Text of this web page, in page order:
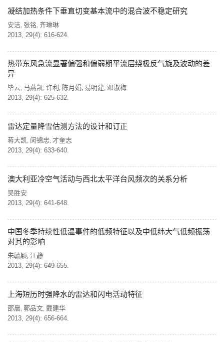
凝结加热条件下垂直切变基本流中的混合波不稳定研究
安洁, 张铭, 齐琳琳
2013, 29(4): 616-624.
热带东风急流显著偏强和偏弱期平流层绕极反气旋及波动的差
异
毕云, 马燕凯, 许利 , 陈月娟, 易明建, 邓淑梅
2013, 29(4): 625-632.
雷达定量降雪估测方法的设计和订正
蒋大凯, 闵锦忠, 才奎志
2013, 29(4): 633-640.
澳大利亚冷空气活动与西北太平洋台风频次的关系分析
吴胜安
2013, 29(4): 641-648.
中国冬季持续性低温事件的低频特征以及中低纬大气低频振荡
对其的影响
朱毓颖, 江静
2013, 29(4): 649-655.
上海短历时强降水的雷达和闪电活动特征
邵晨, 郭品文, 戴建华
2013, 29(4): 656-664.